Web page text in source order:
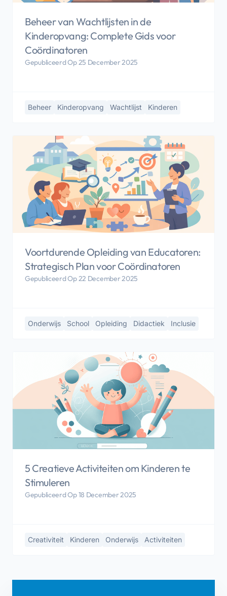
Beheer van Wachtlijsten in de
Kinderopvang: Complete Gids voor
Coördinatoren
Gepubliceerd Op 25 December 2025
Beheer Kinderopvang Wachtlijst Kinderen
Voortdurende Opleiding van Educatoren:
Strategisch Plan voor Coördinatoren
Gepubliceerd Op 22 December 2025
Onderwijs School Opleiding Didactiek Inclusie
5 Creatieve Activiteiten om Kinderen te
Stimuleren
Gepubliceerd Op 18 December 2025
Creativiteit Kinderen Onderwijs Activiteiten